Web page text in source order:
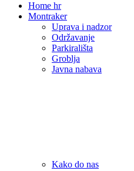
Home hr
Montraker
Uprava i nadzor
Održavanje
Parkirališta
Groblja
Javna nabava
Kako do nas